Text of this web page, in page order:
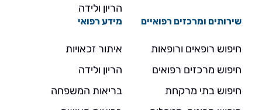
הריון ולידה
שירותים ומרכזים רפואיים
חיפוש רופאים ורופאות
חיפוש מרכזים רפואים
חיפוש בתי מרקחת
מידע רפואי
איתור זכאויות
הריון ולידה
בריאות המשפחה